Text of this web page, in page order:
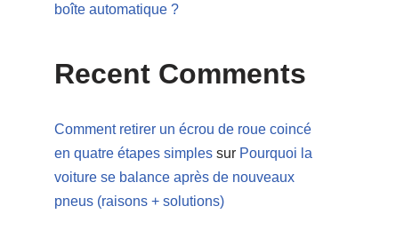
boîte automatique ?
Recent Comments
Comment retirer un écrou de roue coincé
en quatre étapes simples sur Pourquoi la
voiture se balance après de nouveaux
pneus (raisons + solutions)